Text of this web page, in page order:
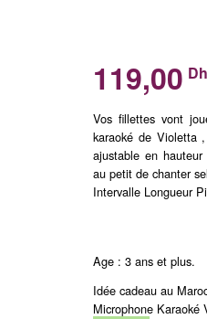
119,00
Vos fillettes vont
karaoké de Violetta
ajustable en
au petit de chanter
Intervalle Longueur
Age : 3 ans et plus.
Idée cadeau au
Microphone Karaoké